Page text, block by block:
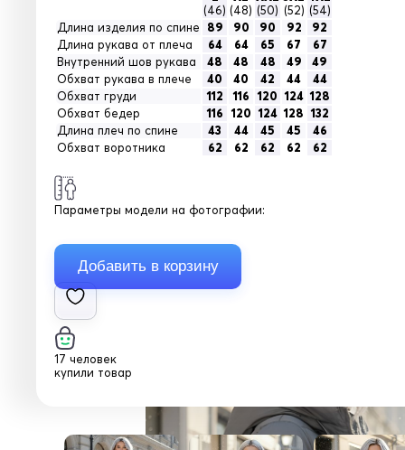
(46) (48) (50) (52) (54)
Длина изделия по спине
89 90 90 92
92
Длина рукава от плеча
64 64 65 67
67
Внутренний шов рукава
48 48 48 49
49
Обхват рукава в плече
40 40 42 44
44
Обхват груди
112 116 120 124 128
Обхват бедер
116 120 124 128 132
Длина плеч по спине
43 44 45 45
46
Обхват воротника
62 62 62 62 62
Параметры модели на фотографии:
17 человек
купили товар